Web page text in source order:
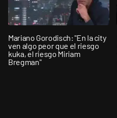
Mariano Gorodisch: "En la city
ven algo peor que el riesgo
kuka, el riesgo Miriam
Bregman"